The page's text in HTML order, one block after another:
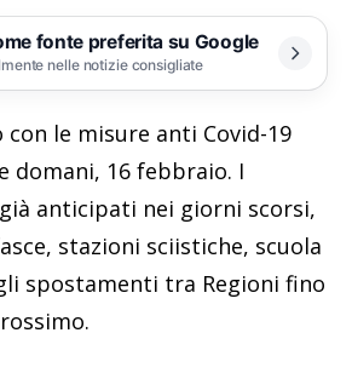
fonte preferita su Google
nelle notizie consigliate
con le misure anti Covid-19
domani, 16 febbraio. I
anticipati nei giorni scorsi,
stazioni sciistiche, scuola
spostamenti tra Regioni fino